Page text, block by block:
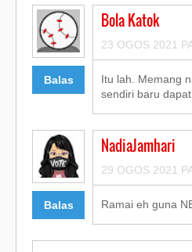
Balas
Bola Katok
23 OGOS 2021
Itu lah. Memang
sendiri baru dapat
Balas
NadiaJamhari
29 OGOS 2021
Ramai eh guna